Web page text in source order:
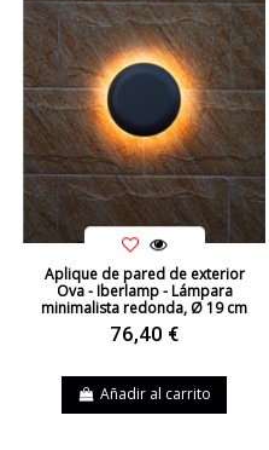
Aplique de pared de exterior
Ova - Iberlamp - Lámpara
minimalista redonda, Ø 19 cm
76,40 €
Añadir al carrito